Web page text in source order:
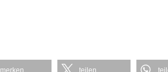
merken teilen